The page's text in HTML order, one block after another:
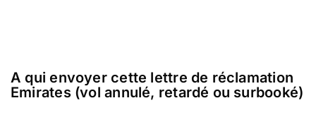
A qui envoyer cette lettre de réclamation
Emirates (vol annulé, retardé ou surbooké)